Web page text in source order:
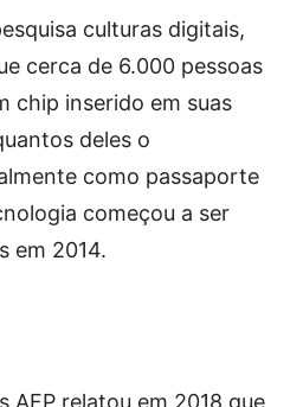
culturas digitais,
cerca de 6.000 pessoas
chip inserido em suas
deles o
como passaporte
começou a ser
em 2014.